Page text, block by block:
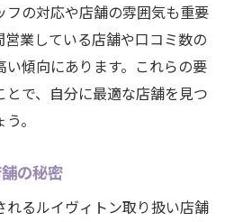
フの対応や店舗の雰囲気も重要
業している店舗や口コミ数の
傾向にあります。これらの要
で、自分に最適な店舗を見つ
。
の秘密
れるルイヴィトン取り扱い店舗